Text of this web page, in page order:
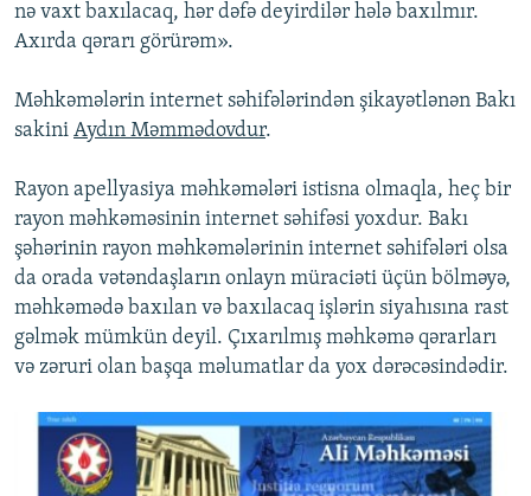
nə vaxt baxılacaq, hər dəfə deyirdilər hələ baxılmır.
Axırda qərarı görürəm».
Məhkəmələrin internet səhifələrindən şikayətlənən Bakı
sakini Aydın Məmmədovdur.
Rayon apellyasiya məhkəmələri istisna olmaqla, heç bir
rayon məhkəməsinin internet səhifəsi yoxdur. Bakı
şəhərinin rayon məhkəmələrinin internet səhifələri olsa
da orada vətəndaşların onlayn müraciəti üçün bölməyə,
məhkəmədə baxılan və baxılacaq işlərin siyahısına rast
gəlmək mümkün deyil. Çıxarılmış məhkəmə qərarları
və zəruri olan başqa məlumatlar da yox dərəcəsindədir.